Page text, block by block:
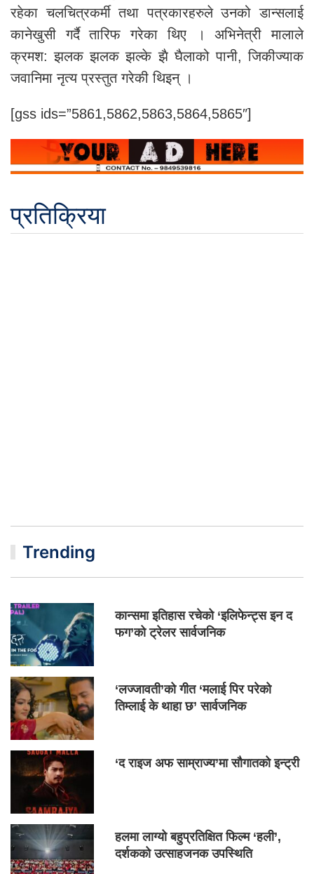
रहेका चलचित्रकर्मी तथा पत्रकारहरुले उनको डान्सलाई
कानेखुसी गर्दै तारिफ गरेका थिए । अभिनेत्री मालाले
क्रमश: झलक झलक झल्के झै घैलाको पानी, जिकीज्याक
जवानिमा नृत्य प्रस्तुत गरेकी थिइन् ।
[gss ids=”5861,5862,5863,5864,5865″]
प्रतिक्रिया
Trending
कान्समा इतिहास रचेको ‘इलिफेन्ट्स इन द
फग’को ट्रेलर सार्वजनिक
‘लज्जावती’को गीत ‘मलाई पिर परेको
तिम्लाई के थाहा छ’ सार्वजनिक
‘द राइज अफ साम्राज्य’मा सौगातको इन्ट्री
हलमा लाग्यो बहुप्रतिक्षित फिल्म ‘हली’,
दर्शकको उत्साहजनक उपस्थिति